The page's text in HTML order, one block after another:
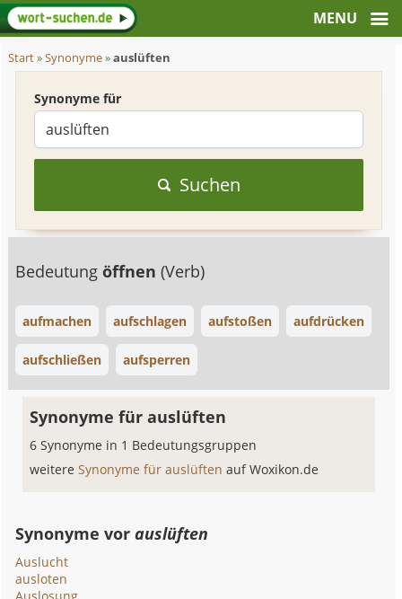
Start»Synonyme»auslüften
Synonyme für
Suchen
Bedeutungöffnen(Verb)
aufmachen aufschlagen aufstoßen aufdrücken
aufschließen aufsperren
Synonyme für auslüften
6 Synonyme in 1 Bedeutungsgruppen
weitereSynonyme für auslüftenauf Woxikon.de
Synonyme vorauslüften
Auslucht
ausloten